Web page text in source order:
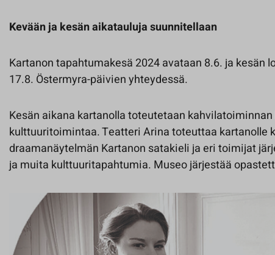
Kevään ja kesän aikatauluja suunnitellaan
Kartanon tapahtumakesä 2024 avataan 8.6. ja kesän
17.8. Östermyra-päivien yhteydessä.
Kesän aikana kartanolla toteutetaan
kulttuuritoimintaa. Teatteri Arina toteuttaa kartanolle
draamanäytelmän Kartanon satakieli ja eri toimijat
ja muita kulttuuritapahtumia. Museo järjestää